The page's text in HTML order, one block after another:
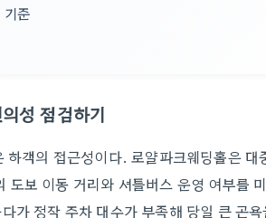
기준
성 점검하기
객의 접근성이다. 로얄파크웨딩홀은 대
보 이동 거리와 셔틀버스 운영 여부를
가 정작 주차 대수가 부족해 당일 큰 곤